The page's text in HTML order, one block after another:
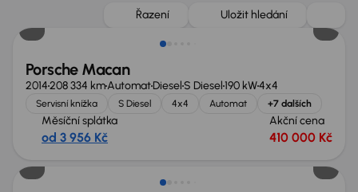
Řazení Uložit hledání
Zlevněno o 100 000 Kč
Porsche Macan
2014208 334 kmAutomatDieselS Diesel190 kW4x4
Servisní knížka S Diesel 4x4 Automat +7 dalších
Měsíční splátka
od 3 956 Kč
Akční cena
410 000 Kč
Zlevněno o 50 000 Kč